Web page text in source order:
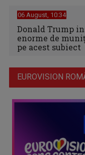
06 August, 10:34
Donald Trump
enorme de
pe acest subiect
EUROVISION